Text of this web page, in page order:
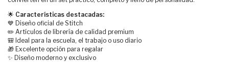
🌟 Características destacadas:
💙 Diseño oficial de Stitch
✏️ Artículos de librería de calidad premium
🎒 Ideal para la escuela, el trabajo o uso diario
🎁 Excelente opción para regalar
✨ Diseño moderno y exclusivo